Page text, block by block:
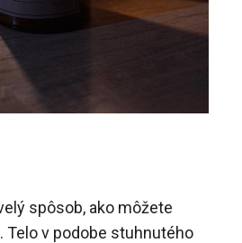
spôsob, ako môžete
Telo v podobe stuhnutého